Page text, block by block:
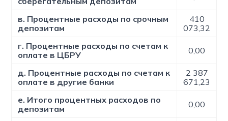
в. Процентные расходы по срочным
депозитам
410
073,32
г. Процентные расходы по счетам к
оплате в ЦБРУ
0,00
д. Процентные расходы по счетам к
оплате в другие банки
2 387
671,23
е. Итого процентных расходов по
депозитам
0,00